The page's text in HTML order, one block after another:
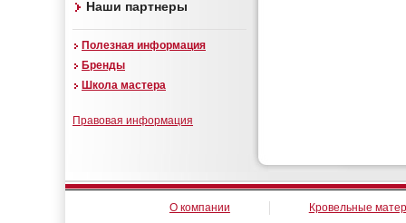
Наши партнеры
Полезная информация
Бренды
Школа мастера
Правовая информация
О компании Кровельные